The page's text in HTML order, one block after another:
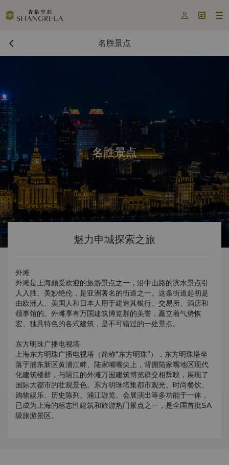
  
名胜景点
名胜景点
魅力申城探索之旅
外滩
外滩是上海颇受欢迎的旅游景点之一，沿中山路的滨水景点引
人入胜、美妙绝伦，是亚洲著名的街道之一。这条街道起初是
由欧洲人、美国人和日本人用于建造其银行、交易所、酒店和
领事馆的。外滩享有万国建筑博览群的美誉，矗立着气势恢
宏、独具特色的各式建筑，是不可错过的一处景点。
东方明珠广播电视塔
上海东方明珠广播电视塔（简称“东方明珠”），东方明珠塔坐
落于浦东新区黄浦江畔、陆家嘴嘴尖上，背拥陆家嘴地区现代
化建筑楼群，与隔江的外滩万国建筑博览群交相辉映，展现了
国际大都市的壮观景色。东方明珠塔集都市观光、时尚餐饮、
购物娱乐、历史陈列、浦江游览、会展演出等多功能于一体，
已成为上海的标志性建筑和旅游热门景点之一，是全国首批5A
级旅游景区。